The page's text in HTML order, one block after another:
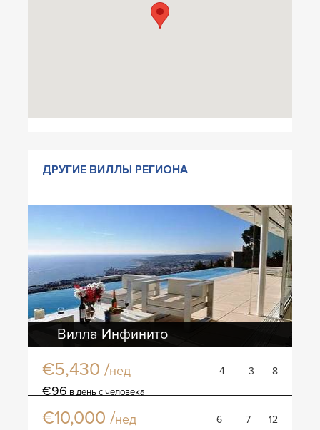
ДРУГИЕ ВИЛЛЫ РЕГИОНА
Вилла Инфинито
€5,430 /нед 4 3 8
€96 в день с человека
Вилла Бона
€10,000 /нед 6 7 12